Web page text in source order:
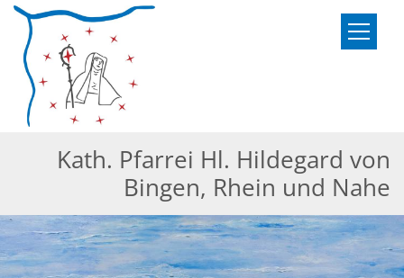
Zum Inhalt springen
Kath. Pfarrei Hl. Hildegard von
Bingen, Rhein und Nahe